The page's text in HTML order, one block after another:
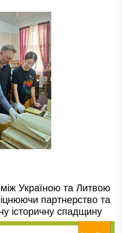
між Україною та Литвою
партнерство та
історичну спадщину